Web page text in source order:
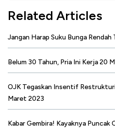
Related Articles
Jangan Harap Suku Bunga
Belum 30 Tahun, Pria Ini Kerja 20
OJK Tegaskan Insentif
Maret 2023
Kabar Gembira! Kayaknya